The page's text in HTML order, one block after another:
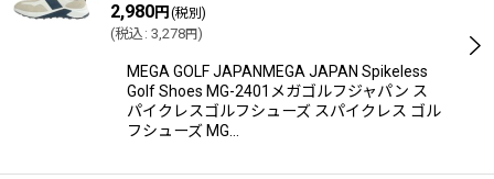
2,980円 (税別)
(税込 : 3,278円)
MEGA GOLF JAPANMEGA JAPAN Spikeless
Golf Shoes MG-2401メガゴルフジャパン ス
パイクレスゴルフシューズ スパイクレス ゴル
フシューズ MG…